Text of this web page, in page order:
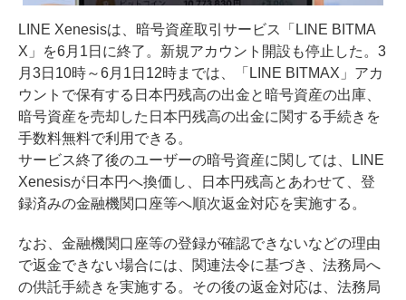
LINE Xenesisは、暗号資産取引サービス「LINE BITMA
X」を6月1日に終了。新規アカウント開設も停止した。3
月3日10時～6月1日12時までは、「LINE BITMAX」アカ
ウントで保有する日本円残高の出金と暗号資産の出庫、
暗号資産を売却した日本円残高の出金に関する手続きを
手数料無料で利用できる。
サービス終了後のユーザーの暗号資産に関しては、LINE
Xenesisが日本円へ換価し、日本円残高とあわせて、登
録済みの金融機関口座等へ順次返金対応を実施する。
なお、金融機関口座等の登録が確認できないなどの理由
で返金できない場合には、関連法令に基づき、法務局へ
の供託手続きを実施する。その後の返金対応は、法務局